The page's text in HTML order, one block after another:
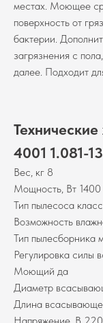
местах. Моющее
поверхность от
бактерии.
загрязнения с
далее. Подходит
4001 1.081-
Вес, кг 8
Мощность, Вт 1400
Тип пылесоса
Возможность
Тип пылесборника
Регулировка силы
Моющий да
Диаметр
Длина